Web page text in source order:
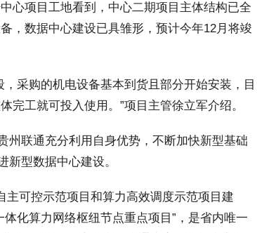
项目工地看到，中心二期项目主体结构已全
，数据中心建设已具雏形，预计今年12月将竣
采购的机电设备基本到货且部分开始安装，目
完工就可投入使用。”项目主管徐立军介绍。
联通充分利用自身优势，不断加快新型基础
新型数据中心建设。
可控示范项目和算力高效调度示范项目建
化算力网络枢纽节点重点项目”，是省内唯一